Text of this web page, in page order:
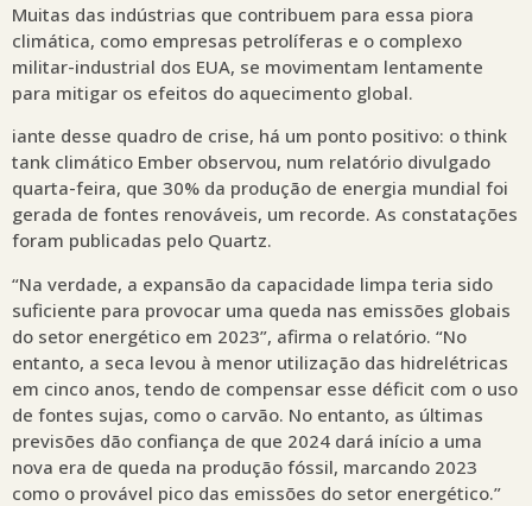
Muitas das indústrias que contribuem para essa piora
climática, como empresas petrolíferas e o complexo
militar-industrial dos EUA, se movimentam lentamente
para mitigar os efeitos do aquecimento global.
iante desse quadro de crise, há um ponto positivo: o think
tank climático Ember observou, num relatório divulgado
quarta-feira, que 30% da produção de energia mundial foi
gerada de fontes renováveis, um recorde. As constatações
foram publicadas pelo Quartz.
“Na verdade, a expansão da capacidade limpa teria sido
suficiente para provocar uma queda nas emissões globais
do setor energético em 2023”, afirma o relatório. “No
entanto, a seca levou à menor utilização das hidrelétricas
em cinco anos, tendo de compensar esse déficit com o uso
de fontes sujas, como o carvão. No entanto, as últimas
previsões dão confiança de que 2024 dará início a uma
nova era de queda na produção fóssil, marcando 2023
como o provável pico das emissões do setor energético.”